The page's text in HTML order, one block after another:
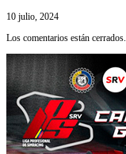
10 julio, 2024
Los comentarios están cerrados.